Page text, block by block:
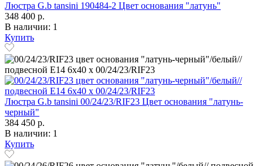
Люстра G.b tansini 190484-2 Цвет основания "латунь"
348 400 р.
В наличии: 1
Купить
Люстра G.b tansini 00/24/23/RIF23 Цвет основания "латунь-
черный"
384 450 р.
В наличии: 1
Купить